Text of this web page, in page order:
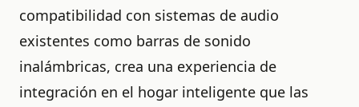
compatibilidad con sistemas de audio
existentes como barras de sonido
inalámbricas, crea una experiencia de
integración en el hogar inteligente que las